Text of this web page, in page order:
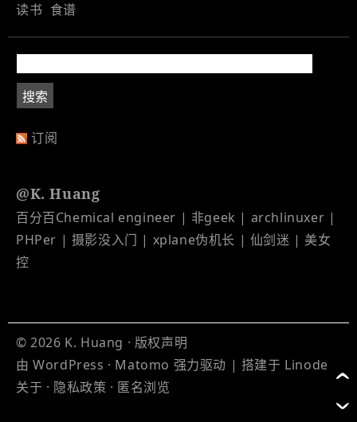
读书 食谱
订阅
@K. Huang
百分百Chemical engineer | 非geek | archlinuxer |
PHPer | 摄影没入门 | xplane伪机长 | 仙剑迷 | 美女
控
© 2026 K. Huang · 版权声明
由WordPress · Matomo 强力驱动 | 搭建于 Linode
关于 · 隐私政策 · 匿名浏览